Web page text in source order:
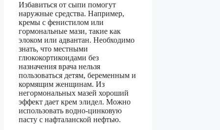
Избавиться от сыпи помогут
наружные средства. Например,
кремы с фенистилом или
гормональные мази, такие как
элоком или адвантан. Необходимо
знать, что местными
глюкокортикоидами без
назначения врача нельзя
пользоваться детям, беременным и
кормящим женщинам. Из
негормональных мазей хороший
эффект дает крем элидел. Можно
использовать водно-цинковую
пасту с нафталанской нефтью.